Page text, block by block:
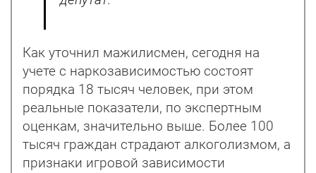
Как уточнил мажилисмен, сегодня на
учете с наркозависимостью состоят
порядка 18 тысяч человек, при этом
реальные показатели, по экспертным
оценкам, значительно выше. Более 100
тысяч граждан страдают алкоголизмом, а
признаки игровой зависимости